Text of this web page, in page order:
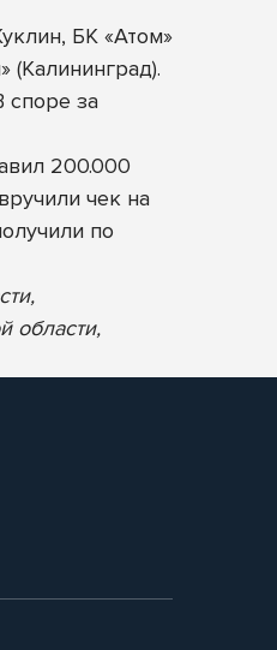
БК «Атом»
(Калининград).
споре за
200.000
чек на
по
области,